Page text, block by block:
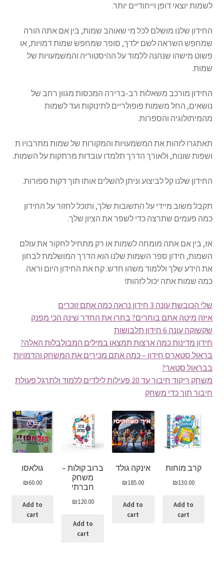
לשמות יוצאי דופן וייחודיים יותר.
החידון שלנו מושלם לכל מי שאוהב שמות, בין אם אתה הורה
שמחפש השראה לשם ילדך, סופר שמחפש שמות דמויות, או
פשוט מישהו שנהנה ללמוד על ההיסטוריה והמשמעויות של
שמות.
החידון מורכב משאלות רב-ברירה המכסות מגוון רחב של
נושאים, החל משמות פופולריים לתינוקות ועד לשמות
מהמיתולוגיה והספרות.
תאתגרו לזהות את המשמעויות והמקורות של שמות מתרבויו ת
ושפות שונות, ולאורך הדרך תלמדו עובדות מרתקות על השמות.
החידון שלנו קל לביצוע וניתן להשלים אותו תוך דקות ספורות.
תקבל משוב מיידי על התשובות שלך, ותוכל לחזור על החידון
כמה פעמים שתרצה כדי לשפר את הציון שלך.
אז, בין אם אתה מומחה לשמות או רק מתחיל לחקור את עולם
השמות, חידון ספר השמות שלנו הוא הדרך המושלמת לבחון
את הידע שלך וללמוד משהו חדש. קח את החידון היום וראה
כמה שמות אתה יכול לזהות!
שלי הכובשת עונה 3 חידון נראה כמה אתם זוכרים
איזה מיטה אתם בוחרים? בחרו את החדר שינה הכי מפנק
שקשוקה עונה 6 חידון תלבושות
חידון מדינות כמה ארצות תמצאו במילים המבולבלות האלה?
בראול סטארס חידון – כמה אתם מכירים את המשחק והדמויות
בבראול סטאר?
משחק ריקוד חיבור עד 20 פעילות לילדים ללמוד ולתרגל פעולת
חיבור תוך כדי משחק
קרב מוחות
₪130.00
Add to
cart
אינקה גולד
₪185.00
Add to
cart
ברוב קולות –
משחק
חברתי
₪120.00
Add to
cart
גולאסו
₪60.00
Add to
cart